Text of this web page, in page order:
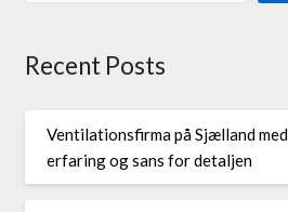
Recent Posts
Ventilationsfirma på Sjælland med
erfaring og sans for detaljen